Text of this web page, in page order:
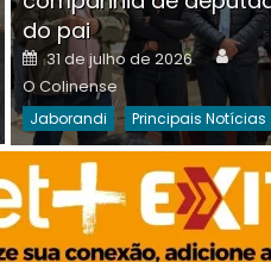
on
30 de julho de 2026 O
Destaques Da Semana
do pai
Posted
on
31 de julho de 2026
O Colinense
Jaborandi Principais Notícias